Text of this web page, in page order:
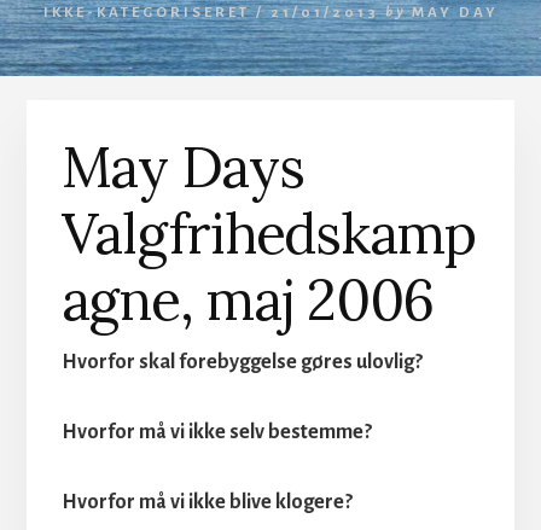
IKKE-KATEGORISERET / 21/01/2013 by MAY DAY
May Days
Valgfrihedskamp
agne, maj 2006
Hvorfor skal forebyggelse gøres ulovlig?
Hvorfor må vi ikke selv bestemme?
Hvorfor må vi ikke blive klogere?